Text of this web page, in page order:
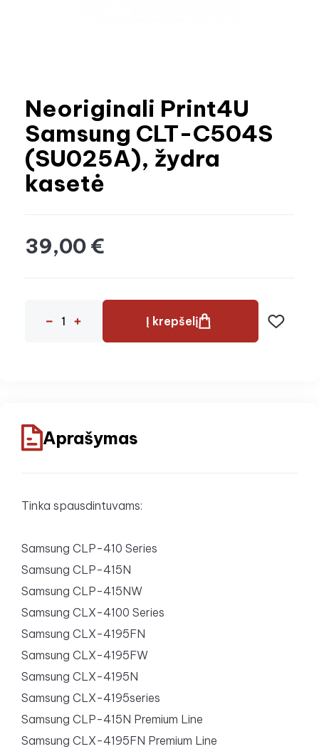
Neoriginali Print4U
Samsung CLT-C504S
(SU025A), žydra
kasetė
39,00 €
Į krepšelį
Aprašymas
Tinka spausdintuvams:
Samsung CLP-410 Series
Samsung CLP-415N
Samsung CLP-415NW
Samsung CLX-4100 Series
Samsung CLX-4195FN
Samsung CLX-4195FW
Samsung CLX-4195N
Samsung CLX-4195series
Samsung CLP-415N Premium Line
Samsung CLX-4195FN Premium Line